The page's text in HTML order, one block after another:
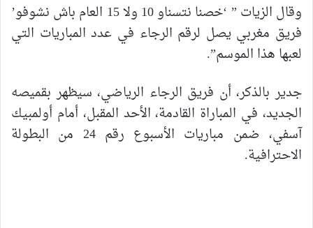
وقال الزيات ” ‘خصنا نتسناو 10 ولا 15 العام باش نشوفو’
فريق مغربي يصل لرقم الرجاء في عدد المباريات التي
لعبها هذا الموسم”.
جدير بالذكر، أن فريق الرجاء الرياضي، سيظهر بقميصه
الجديد، في المباراة القادمة، الأحد المقبل، أمام أولمبيك
آسفي، ضمن مباريات الأسبوع رقم 24 من البطولة
الاحترافية.